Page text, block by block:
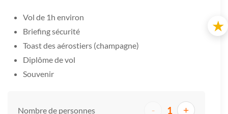
Vol de 1h environ
Briefing sécurité
Toast des aérostiers (champagne)
Diplôme de vol
Souvenir
Nombre de personnes - 1 +
★